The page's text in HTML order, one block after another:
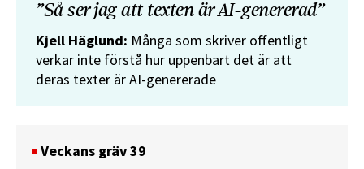
”Så ser jag att texten är AI-genererad”
Kjell Häglund: Många som skriver offentligt
verkar inte förstå hur uppenbart det är att
deras texter är AI-genererade
Veckans gräv 39